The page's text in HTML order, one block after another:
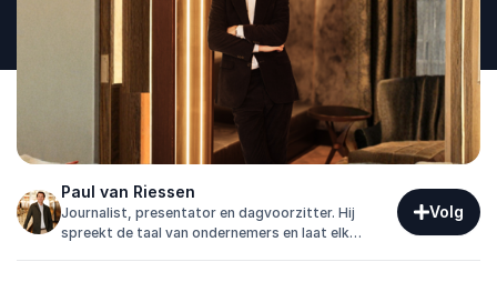
Paul van Riessen
Journalist, presentator en dagvoorzitter. Hij
spreekt de taal van ondernemers en laat elk
Volg